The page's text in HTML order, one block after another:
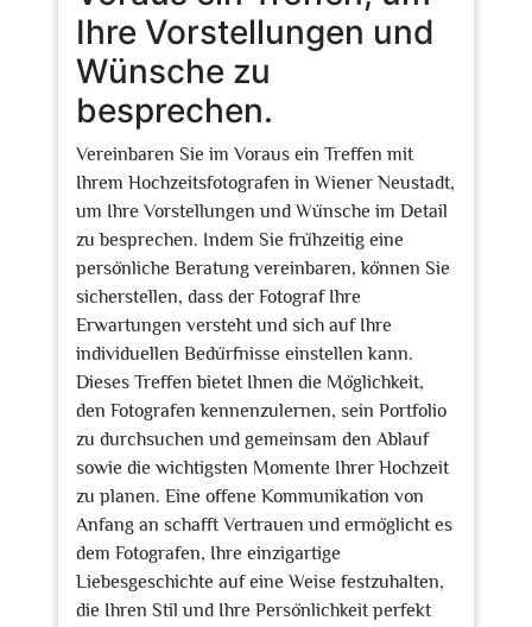
Ihre Vorstellungen und
Wünsche zu
besprechen.
Vereinbaren Sie im Voraus ein Treffen mit
Ihrem Hochzeitsfotografen in Wiener Neustadt,
um Ihre Vorstellungen und Wünsche im Detail
zu besprechen. Indem Sie frühzeitig eine
persönliche Beratung vereinbaren, können Sie
sicherstellen, dass der Fotograf Ihre
Erwartungen versteht und sich auf Ihre
individuellen Bedürfnisse einstellen kann.
Dieses Treffen bietet Ihnen die Möglichkeit,
den Fotografen kennenzulernen, sein Portfolio
zu durchsuchen und gemeinsam den Ablauf
sowie die wichtigsten Momente Ihrer Hochzeit
zu planen. Eine offene Kommunikation von
Anfang an schafft Vertrauen und ermöglicht es
dem Fotografen, Ihre einzigartige
Liebesgeschichte auf eine Weise festzuhalten,
die Ihren Stil und Ihre Persönlichkeit perfekt